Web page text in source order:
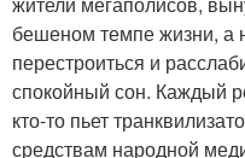
бешеном темпе жизни, а
перестроиться и
спокойный сон. Каждый
кто-то пьет
средствам народной